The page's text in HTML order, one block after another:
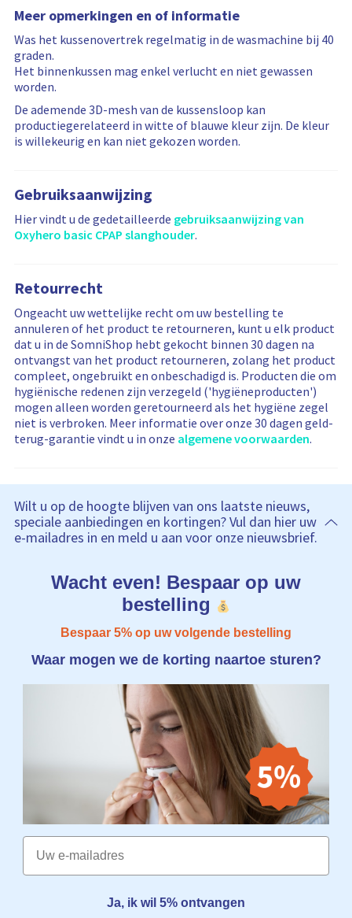
e
v
i
e
w
s
…
l
t
e
r
e
d
r
i
n
g
i
s
r
e
s
Meer opmerkingen en of informatie
Was het kussenovertrek regelmatig in de wasmachine bij 40
graden.
Het binnenkussen mag enkel verlucht en niet gewassen
worden.
De ademende 3D-mesh van de kussensloop kan
productiegerelateerd in witte of blauwe kleur zijn. De kleur
is willekeurig en kan niet gekozen worden.
Gebruiksaanwijzing
Hier vindt u de gedetailleerde gebruiksaanwijzing van
Oxyhero basic CPAP slanghouder.
Retourrecht
Ongeacht uw wettelijke recht om uw bestelling te
annuleren of het product te retourneren, kunt u elk product
dat u in de SomniShop hebt gekocht binnen 30 dagen na
ontvangst van het product retourneren, zolang het product
compleet, ongebruikt en onbeschadigd is. Producten die om
hygiënische redenen zijn verzegeld ('hygiëneproducten')
mogen alleen worden geretourneerd als het hygiëne zegel
niet is verbroken. Meer informatie over onze 30 dagen geld-
terug-garantie vindt u in onze algemene voorwaarden.
Wilt u op de hoogte blijven van ons laatste nieuws,
speciale aanbiedingen en kortingen? Vul dan hier uw
e-mailadres in en meld u aan voor onze nieuwsbrief.
Wacht even! Bespaar op uw
bestelling
Bespaar 5% op uw volgende bestelling
Waar mogen we de korting naartoe sturen?
Email
Ja, ik wil 5% ontvangen